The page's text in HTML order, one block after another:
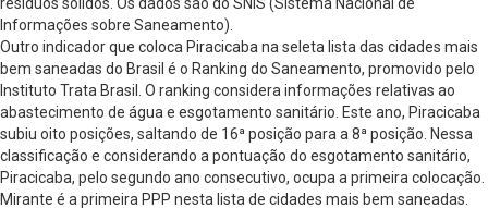
Informações sobre Saneamento).
Outro indicador que coloca Piracicaba na seleta lista das cidades mais
bem saneadas do Brasil é o Ranking do Saneamento, promovido pelo
Instituto Trata Brasil. O ranking considera informações relativas ao
abastecimento de água e esgotamento sanitário. Este ano, Piracicaba
subiu oito posições, saltando de 16ª posição para a 8ª posição. Nessa
classificação e considerando a pontuação do esgotamento sanitário,
Piracicaba, pelo segundo ano consecutivo, ocupa a primeira colocação.
Mirante é a primeira PPP nesta lista de cidades mais bem saneadas.